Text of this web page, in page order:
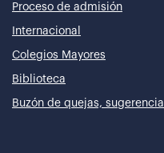
Proceso de admisión
Internacional
Colegios Mayores
Biblioteca
Buzón de quejas,